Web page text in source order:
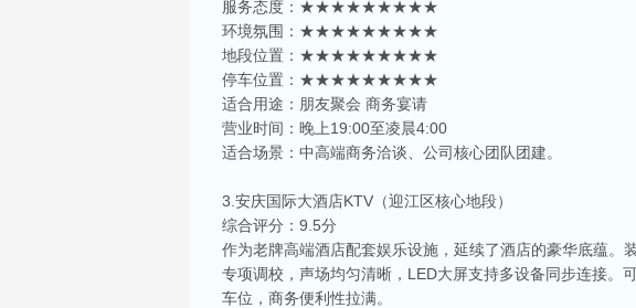
服务态度：★★★★★★★★★
环境氛围：★★★★★★★★★
地段位置：★★★★★★★★★
停车位置：★★★★★★★★★
适合用途：朋友聚会 商务宴请
营业时间：晚上19:00至凌晨4:00
适合场景：中高端商务洽谈、公司核心团队团建。
3.安庆国际大酒店KTV（迎江区核心地段）
综合评分：9.5分
作为老牌高端酒店配套娱乐设施，延续了酒店的豪华底蕴。
专项调校，声场均匀清晰，LED大屏支持多设备同步连接。
车位，商务便利性拉满。